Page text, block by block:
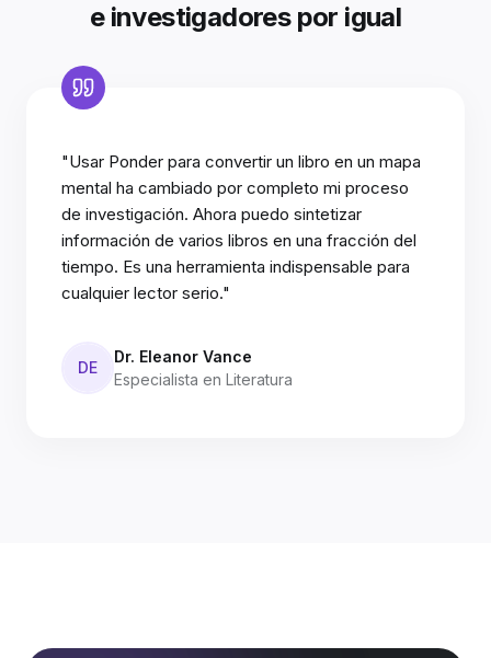
e investigadores por igual
"Usar Ponder para convertir un libro en un mapa
mental ha cambiado por completo mi proceso
de investigación. Ahora puedo sintetizar
información de varios libros en una fracción del
tiempo. Es una herramienta indispensable para
cualquier lector serio."
DE
Dr. Eleanor Vance
Especialista en Literatura